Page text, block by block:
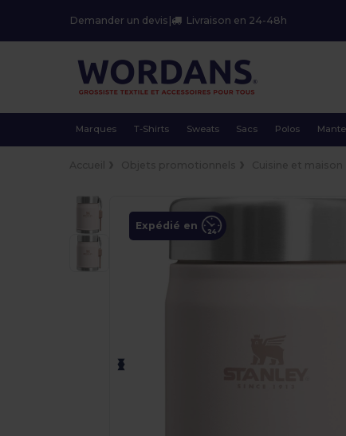
Demander un devis Livraison en 24-48h
Marques T-Shirts Sweats Sacs Polos
Expédié en